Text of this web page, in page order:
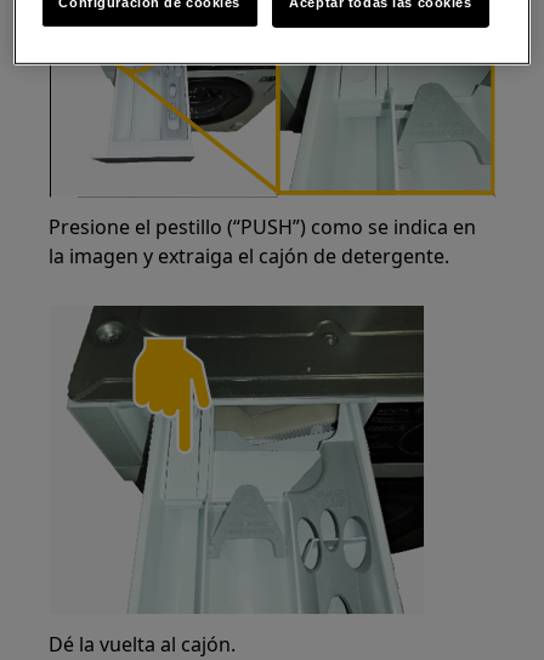
Presione el pestillo (“PUSH”) como se indica en
la imagen y extraiga el cajón de detergente.
Dé la vuelta al cajón.